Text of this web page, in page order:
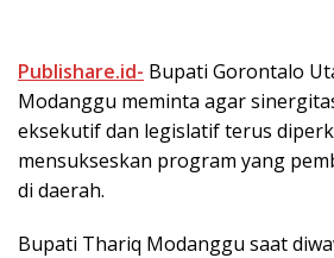
Publishare.id- Bupati Gorontalo
Modanggu meminta agar
eksekutif dan legislatif terus
mensukseskan program yang
di daerah.
Bupati Thariq Modanggu saat